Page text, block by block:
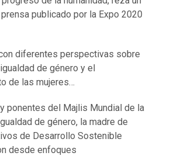
publicado por la Expo 2020
diferentes perspectivas sobre
de género y el
de las mujeres…
ponentes del Majlis Mundial de la
de género, la madre de
de Desarrollo Sostenible
desde enfoques